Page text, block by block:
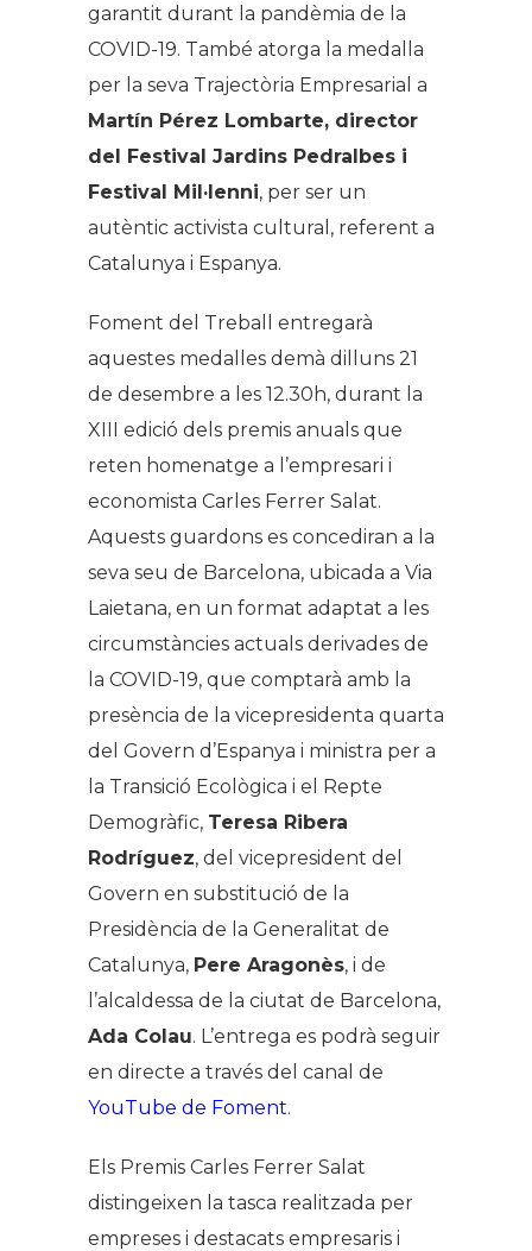
garantit durant la pandèmia de la
COVID-19. També atorga la medalla
per la seva Trajectòria Empresarial a
Martín Pérez Lombarte, director
del Festival Jardins Pedralbes i
Festival Mil·lenni, per ser un
autèntic activista cultural, referent a
Catalunya i Espanya.
Foment del Treball entregarà
aquestes medalles demà dilluns 21
de desembre a les 12.30h, durant la
XIII edició dels premis anuals que
reten homenatge a l’empresari i
economista Carles Ferrer Salat.
Aquests guardons es concediran a la
seva seu de Barcelona, ubicada a Via
Laietana, en un format adaptat a les
circumstàncies actuals derivades de
la COVID-19, que comptarà amb la
presència de la vicepresidenta quarta
del Govern d’Espanya i ministra per a
la Transició Ecològica i el Repte
Demogràfic, Teresa Ribera
Rodríguez, del vicepresident del
Govern en substitució de la
Presidència de la Generalitat de
Catalunya, Pere Aragonès, i de
l’alcaldessa de la ciutat de Barcelona,
Ada Colau. L’entrega es podrà seguir
en directe a través del canal de
YouTube de Foment.
Els Premis Carles Ferrer Salat
distingeixen la tasca realitzada per
empreses i destacats empresaris i